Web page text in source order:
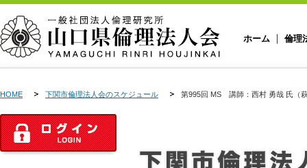
ホーム 倫理
HOME 下関市倫理法人会のスケジュール 第995回 MS 講師：西村 勇哉 氏（